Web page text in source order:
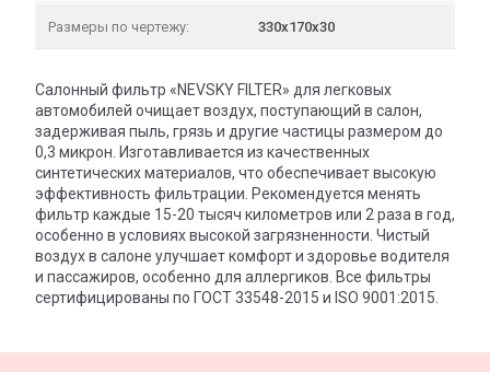
Размеры по чертежу: 330х170х30
Салонный фильтр «NEVSKY FILTER» для легковых
автомобилей очищает воздух, поступающий в салон,
задерживая пыль, грязь и другие частицы размером до
0,3 микрон. Изготавливается из качественных
синтетических материалов, что обеспечивает высокую
эффективность фильтрации. Рекомендуется менять
фильтр каждые 15-20 тысяч километров или 2 раза в год,
особенно в условиях высокой загрязненности. Чистый
воздух в салоне улучшает комфорт и здоровье водителя
и пассажиров, особенно для аллергиков. Все фильтры
сертифицированы по ГОСТ 33548-2015 и ISO 9001:2015.